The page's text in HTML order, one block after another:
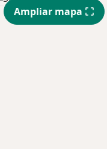
Mié Jue
Ampliar mapa